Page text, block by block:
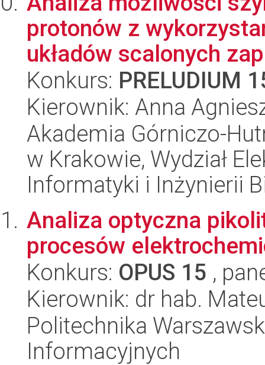
protonów z
układów scalonych
Konkurs: PRELUDIUM
Kierownik: Anna
Akademia Górniczo-
w Krakowie, Wydział
Informatyki i Inżynierii
Analiza optyczna
procesów
Konkurs: OPUS 15 ,
Kierownik: dr hab.
Politechnika
Informacyjnych